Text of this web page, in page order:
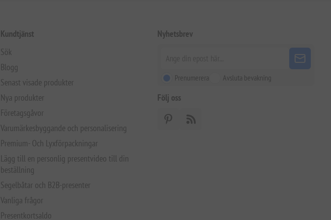
Kundtjänst
Sök
Blogg
Senast visade produkter
Nya produkter
Företagsgåvor
Varumärkesbyggande och personalisering
Premium- Och Lyxförpackningar
Lägg till en personlig presentvideo till din
beställning
Segelbåtar och B2B-presenter
Vanliga frågor
Presentkortsaldo
Nyhetsbrev
Prenumerera Avsluta bevakning
Följ oss